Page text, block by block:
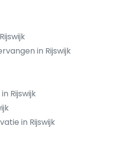
in Rijswijk
Rijswijk
in Rijswijk